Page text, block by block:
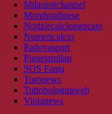
Milanistichannel
Mondoudinese
Notiziecalciomercato
Numericalcio
Padovasport
Pianetamilan
SOS Fanta
Toronews
Tuttobolognaweb
Violanews